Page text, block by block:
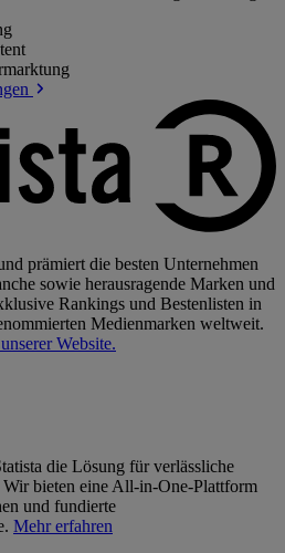
prämiert die besten Unternehmen
sowie herausragende Marken und
Rankings und Bestenlisten in
Medienmarken weltweit.
Website.
die Lösung für verlässliche
bieten eine All-in-One-Plattform
und fundierte
Mehr erfahren